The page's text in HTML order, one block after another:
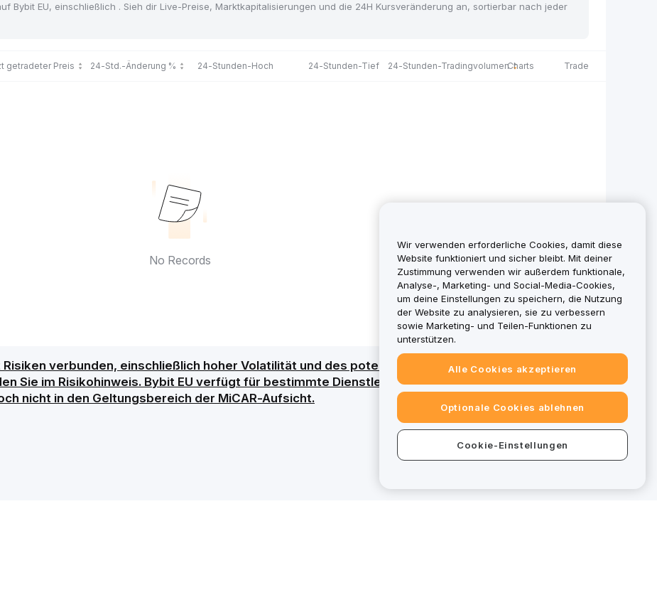
Bybit EU, einschließlich . Sieh dir Live-Preise, Marktkapitalisierungen und die 24H Kursveränderung an, sortierbar nach jeder
getradeter Preis 24-Std.-Änderung % 24-Stunden-Hoch 24-Stunden-Tief 24-Stunden-TradingvolumenCharts Trade
No Records
verbunden, einschließlich hoher Volatilität und des potenziellen Verlusts des gesamten
Sie im Risikohinweis. Bybit EU verfügt für bestimmte Dienstleistungen über eine MiCAR-Lizenz.
nicht in den Geltungsbereich der MiCAR-Aufsicht.
Wir verwenden erforderliche Cookies, damit diese
Website funktioniert und sicher bleibt. Mit deiner
Zustimmung verwenden wir außerdem funktionale,
Analyse-, Marketing- und Social-Media-Cookies,
um deine Einstellungen zu speichern, die Nutzung
der Website zu analysieren, sie zu verbessern
sowie Marketing- und Teilen-Funktionen zu
unterstützen.
Alle Cookies akzeptieren
Optionale Cookies ablehnen
Cookie-Einstellungen